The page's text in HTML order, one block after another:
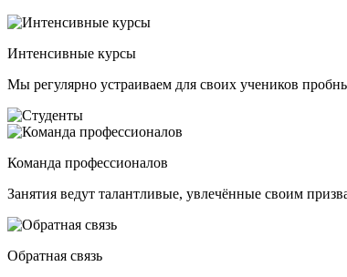
Интенсивные курсы
Мы регулярно устраиваем для своих учеников
Команда профессионалов
Занятия ведут талантливые, увлечённые своим
Обратная связь